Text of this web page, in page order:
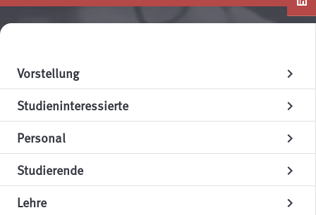
Vorstellung chevron_right
Studieninteressierte chevron_right
Personal chevron_right
Studierende chevron_right
Lehre chevron_right